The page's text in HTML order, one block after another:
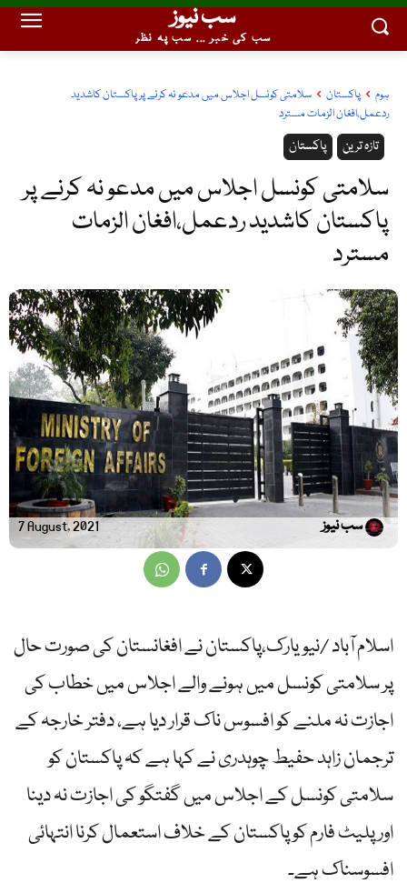
سب نیوز
سب کی خبر ... سب پہ نظر
ہوم پاکستان
سلامتی کونسل اجلاس میں مدعو نہ کرنے پر پاکستان کاشدید
ردعمل،افغان الزمات مسترد
پاکستان تازہ ترین
سلامتی کونسل اجلاس میں مدعو نہ کرنے پر
پاکستان کاشدید ردعمل،افغان الزمات
مسترد
7 August, 2021 سب نیوز
اسلام آباد /نیویارک،پاکستان نے افغانستان کی صورت حال
پر سلامتی کونسل میں ہونے والے اجلاس میں خطاب کی
اجازت نہ ملنے کو افسوس ناک قرار دیا ہے، دفتر خارجہ کے
ترجمان زاہد حفیط چوہدری نے کہا ہے کہ پاکستان کو
سلامتی کونسل کے اجلاس میں گفتگو کی اجازت نہ دینا
اور پلیٹ فارم کو پاکستان کے خلاف استعمال کرنا انتہائی
افسوسناک ہے۔